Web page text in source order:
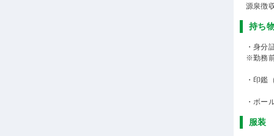
源泉徴
持ち
・身分
※勤務
・印鑑
・ボー
服装